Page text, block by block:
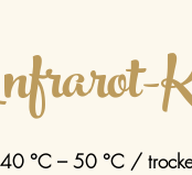
40 °C – 50 °C /